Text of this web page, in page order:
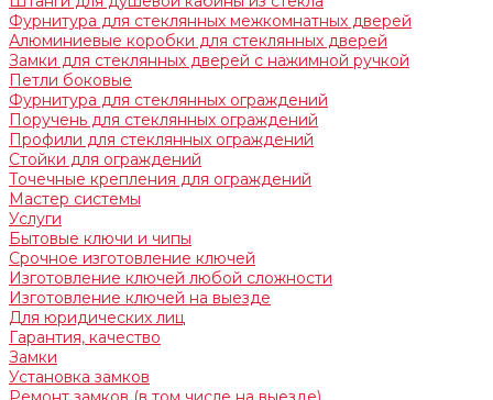
Фурнитура для стеклянных межкомнатных дверей
Алюминиевые коробки для стеклянных дверей
Замки для стеклянных дверей с нажимной ручкой
Петли боковые
Фурнитура для стеклянных ограждений
Поручень для стеклянных ограждений
Профили для стеклянных ограждений
Стойки для ограждений
Точечные крепления для ограждений
Мастер системы
Услуги
Бытовые ключи и чипы
Срочное изготовление ключей
Изготовление ключей любой сложности
Изготовление ключей на выезде
Для юридических лиц
Гарантия, качество
Замки
Установка замков